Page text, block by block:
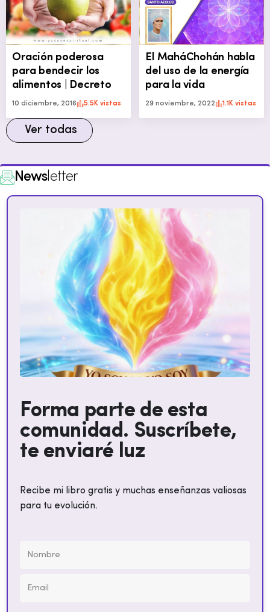
Oración poderosa
para bendecir los
alimentos | Decreto
10 diciembre, 2016 5.5K vistas
El MaháChohán habla
del uso de la energía
para la vida
29 noviembre, 2022 1.1K vistas
Ver todas
Newsletter
Forma parte de esta
comunidad. Suscríbete,
te enviaré luz
Recibe mi libro gratis y muchas enseñanzas valiosas
para tu evolución.